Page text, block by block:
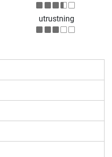
utrustning